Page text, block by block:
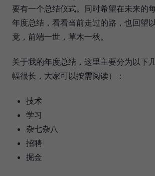
要有一个总结仪式。同时希望在未来的
年度总结，看看当前走过的路，也回望
竟，前端一世，草木一秋。
关于我的年度总结，这里主要分为以下
幅很长，大家可以按需阅读）：
技术
学习
杂七杂八
招聘
掘金